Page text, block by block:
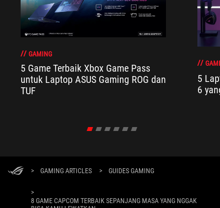
GAMING
5 Game Terbaik Xbox Game Pass
untuk Laptop ASUS Gaming ROG dan
TUF
5
6
> GAMING ARTICLES > GUIDES GAMING
>
8 GAME CAPCOM TERBAIK SEPANJANG MASA YANG NGGAK